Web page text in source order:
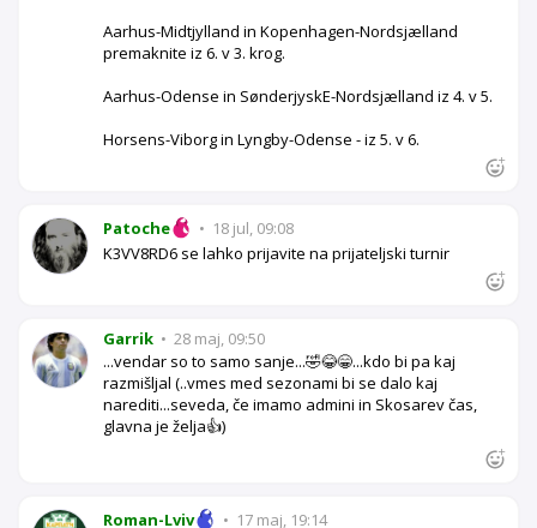
Aarhus-Midtjylland in Kopenhagen-Nordsjælland
premaknite iz 6. v 3. krog.
Aarhus-Odense in SønderjyskE-Nordsjælland iz 4. v 5.
Horsens-Viborg in Lyngby-Odense - iz 5. v 6.
Patoche • 18 jul, 09:08
K3VV8RD6 se lahko prijavite na prijateljski turnir
Garrik • 28 maj, 09:50
...vendar so to samo sanje...🤣😂😁...kdo bi pa kaj
razmišljal (..vmes med sezonami bi se dalo kaj
narediti...seveda, če imamo admini in Skosarev čas,
glavna je želja👍)
Roman-Lviv • 17 maj, 19:14